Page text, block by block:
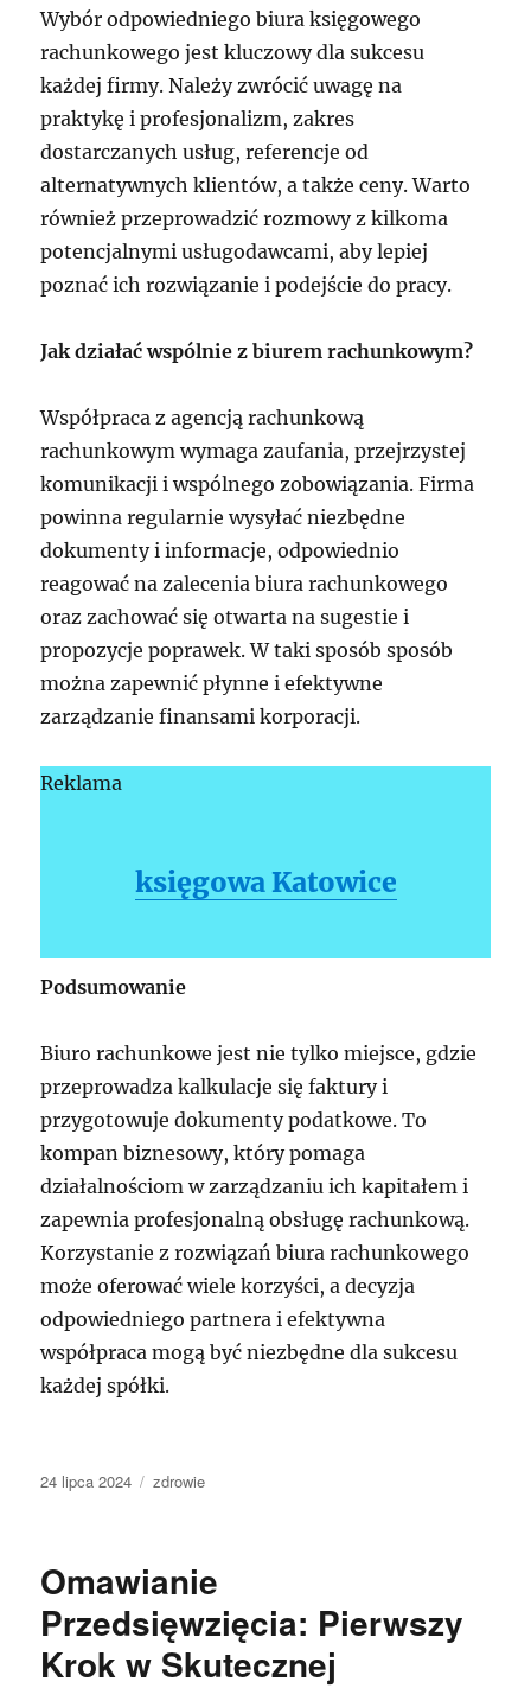
Wybór odpowiedniego biura księgowego
rachunkowego jest kluczowy dla sukcesu
każdej firmy. Należy zwrócić uwagę na
praktykę i profesjonalizm, zakres
dostarczanych usług, referencje od
alternatywnych klientów, a także ceny. Warto
również przeprowadzić rozmowy z kilkoma
potencjalnymi usługodawcami, aby lepiej
poznać ich rozwiązanie i podejście do pracy.
Jak działać wspólnie z biurem rachunkowym?
Współpraca z agencją rachunkową
rachunkowym wymaga zaufania, przejrzystej
komunikacji i wspólnego zobowiązania. Firma
powinna regularnie wysyłać niezbędne
dokumenty i informacje, odpowiednio
reagować na zalecenia biura rachunkowego
oraz zachować się otwarta na sugestie i
propozycje poprawek. W taki sposób sposób
można zapewnić płynne i efektywne
zarządzanie finansami korporacji.
Reklama
księgowa Katowice
Podsumowanie
Biuro rachunkowe jest nie tylko miejsce, gdzie
przeprowadza kalkulacje się faktury i
przygotowuje dokumenty podatkowe. To
kompan biznesowy, który pomaga
działalnościom w zarządzaniu ich kapitałem i
zapewnia profesjonalną obsługę rachunkową.
Korzystanie z rozwiązań biura rachunkowego
może oferować wiele korzyści, a decyzja
odpowiedniego partnera i efektywna
współpraca mogą być niezbędne dla sukcesu
każdej spółki.
Data
24 lipca 2024 Kategorie
zdrowie
Omawianie
Przedsięwzięcia: Pierwszy
Krok w Skutecznej